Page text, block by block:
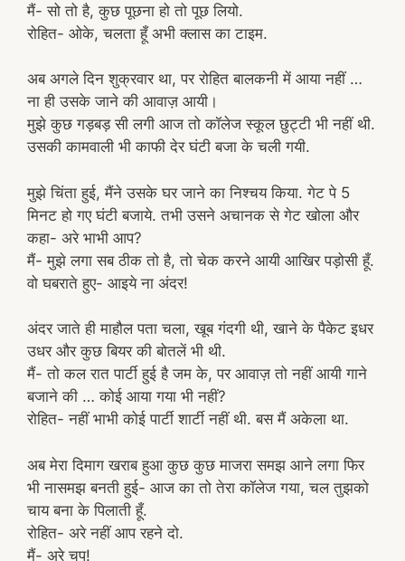
मैं- सो तो है, कुछ पूछना हो तो पूछ लियो.
रोहित- ओके, चलता हूँ अभी क्लास का टाइम.
अब अगले दिन शुक्रवार था, पर रोहित बालकनी में आया नहीं …
ना ही उसके जाने की आवाज़ आयी।
मुझे कुछ गड़बड़ सी लगी आज तो कॉलेज स्कूल छुट्टी भी नहीं थी.
उसकी कामवाली भी काफी देर घंटी बजा के चली गयी.
मुझे चिंता हुई, मैंने उसके घर जाने का निश्चय किया. गेट पे 5
मिनट हो गए घंटी बजाये. तभी उसने अचानक से गेट खोला और
कहा- अरे भाभी आप?
मैं- मुझे लगा सब ठीक तो है, तो चेक करने आयी आखिर पड़ोसी हूँ.
वो घबराते हुए- आइये ना अंदर!
अंदर जाते ही माहौल पता चला, खूब गंदगी थी, खाने के पैकेट इधर
उधर और कुछ बियर की बोतलें भी थी.
मैं- तो कल रात पार्टी हुई है जम के, पर आवाज़ तो नहीं आयी गाने
बजाने की … कोई आया गया भी नहीं?
रोहित- नहीं भाभी कोई पार्टी शार्टी नहीं थी. बस मैं अकेला था.
अब मेरा दिमाग खराब हुआ कुछ कुछ माजरा समझ आने लगा फिर
भी नासमझ बनती हुई- आज का तो तेरा कॉलेज गया, चल तुझको
चाय बना के पिलाती हूँ.
रोहित- अरे नहीं आप रहने दो.
मैं- अरे चुप!